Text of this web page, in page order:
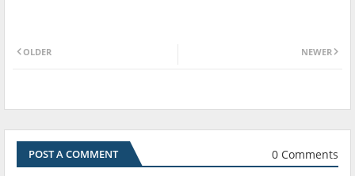
NEWER
OLDER
POST A COMMENT 0 Comments